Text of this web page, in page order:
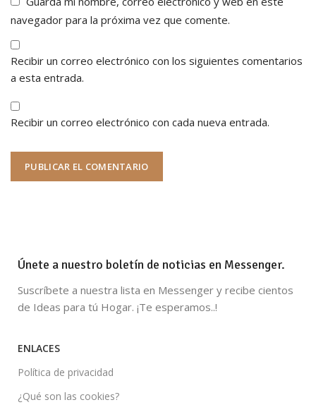
navegador para la próxima vez que comente.
Recibir un correo electrónico con los siguientes comentarios
a esta entrada.
Recibir un correo electrónico con cada nueva entrada.
Únete a nuestro boletín de noticias en Messenger.
Suscríbete a nuestra lista en Messenger y recibe cientos
de Ideas para tú Hogar. ¡Te esperamos..!
ENLACES
Política de privacidad
¿Qué son las cookies?